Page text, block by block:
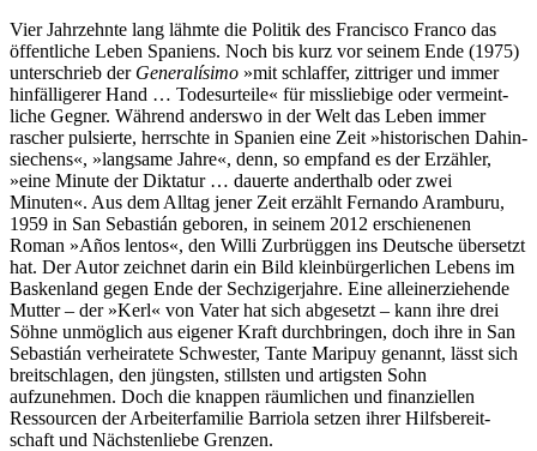
Vier Jahrzehnte lang lähmte die Politik des Francisco Franco das
öffentliche Leben Spaniens. Noch bis kurz vor seinem Ende (1975)
unter­schrieb der Genera­lísimo »mit schlaffer, zittriger und immer
hinfälli­gerer Hand … Todes­urteile« für missliebige oder vermeint­
liche Gegner. Während anderswo in der Welt das Leben immer
rascher pulsierte, herrschte in Spanien eine Zeit »histori­schen Dahin­
siechens«, »langsame Jahre«, denn, so empfand es der Erzähler,
»eine Minute der Diktatur … dauerte anderthalb oder zwei
Minuten«. Aus dem Alltag jener Zeit erzählt Fernando Aramburu,
1959 in San Sebastián geboren, in seinem 2012 erschie­nenen
Roman »Años lentos«, den Willi Zurbrüggen ins Deutsche übersetzt
hat. Der Autor zeichnet darin ein Bild klein­bürger­lichen Lebens im
Baskenland gegen Ende der Sechziger­jahre. Eine allein­erzie­hende
Mutter – der »Kerl« von Vater hat sich abgesetzt – kann ihre drei
Söhne unmöglich aus eigener Kraft durch­bringen, doch ihre in San
Sebastián verheira­tete Schwester, Tante Maripuy genannt, lässt sich
breit­schlagen, den jüngsten, stillsten und artigsten Sohn
aufzunehmen. Doch die knappen räumlichen und finan­ziellen
Ressourcen der Arbeiter­familie Barriola setzen ihrer Hilfs­bereit­
schaft und Nächsten­liebe Grenzen.